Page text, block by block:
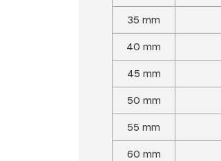
35 mm
40 mm
45 mm
50 mm
55 mm
60 mm